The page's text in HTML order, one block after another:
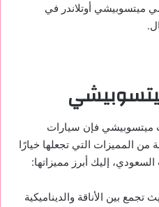
ميتسوبيشي أوتلاندر في
ميتسوبيشي فإن سيارات
المميزات التي تجعلها خيارًا
إليك أبرز مميزاتها:
بين الأناقة والديناميكية